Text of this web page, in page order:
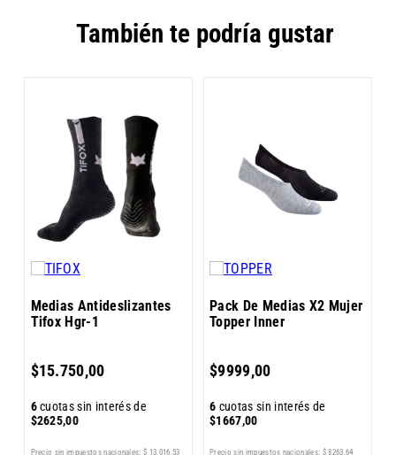
También te podría gustar
Medias Antideslizantes
Tifox Hgr-1
$15.750,00
6cuotas sin interés de
$2625,00
Precio sin impuestos nacionales: $ 13 016 53
Pack De Medias X2 Mujer
Topper Inner
$9999,00
6 cuotas sin interés de
$1667,00
Precio sin impuestos nacionales: $ 8263 64